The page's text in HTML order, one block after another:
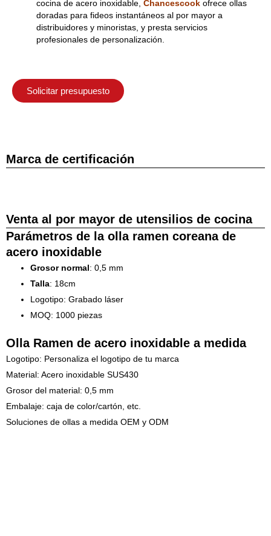
cocina de acero inoxidable, Chancescook ofrece ollas
doradas para fideos instantáneos al por mayor a
distribuidores y minoristas, y presta servicios
profesionales de personalización.
Solicitar presupuesto
Marca de certificación
Venta al por mayor de utensilios de cocina
Parámetros de la olla ramen coreana de
acero inoxidable
Grosor normal: 0,5 mm
Talla: 18cm
Logotipo: Grabado láser
MOQ: 1000 piezas
Olla Ramen de acero inoxidable a medida
Logotipo: Personaliza el logotipo de tu marca
Material: Acero inoxidable SUS430
Grosor del material: 0,5 mm
Embalaje: caja de color/cartón, etc.
Soluciones de ollas a medida OEM y ODM